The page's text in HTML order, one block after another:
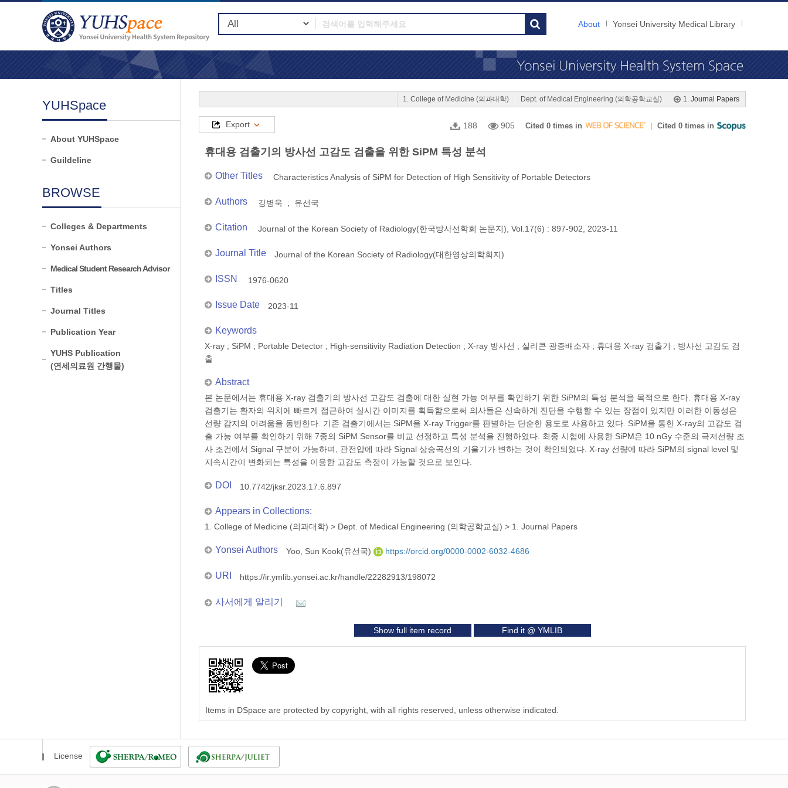
About Yonsei University Medical Library
YUHSpace
About YUHSpace
Guildeline
BROWSE
Colleges & Departments
Yonsei Authors
Medical Student Research Advisor
Titles
Journal Titles
Publication Year
YUHS Publication
(연세의료원 간행물)
1. Journal Papers
Dept. of Medical Engineering (의학공학교실)
1. College of Medicine (의과대학)
Export 188 905 Cited 0 times in Cited 0 times in
휴대용 검출기의 방사선 고감도 검출을 위한 SiPM 특성 분석
Other Titles Characteristics Analysis of SiPM for Detection of High Sensitivity of Portable Detectors
Authors 강병욱 ; 유선국
Citation Journal of the Korean Society of Radiology(한국방사선학회 논문지), Vol.17(6) : 897-902, 2023-11
Journal Title Journal of the Korean Society of Radiology(대한영상의학회지)
ISSN 1976-0620
Issue Date 2023-11
Keywords
X-ray ; SiPM ; Portable Detector ; High-sensitivity Radiation Detection ; X-ray 방사선 ; 실리콘 광증배소자 ; 휴대용 X-ray 검출기 ; 방사선 고감도 검
출
Abstract
본 논문에서는 휴대용 X-ray 검출기의 방사선 고감도 검출에 대한 실현 가능 여부를 확인하기 위한 SiPM의 특성 분석을 목적으로 한다. 휴대용 X-ray
검출기는 환자의 위치에 빠르게 접근하여 실시간 이미지를 획득함으로써 의사들은 신속하게 진단을 수행할 수 있는 장점이 있지만 이러한 이동성은
선량 감지의 어려움을 동반한다. 기존 검출기에서는 SiPM을 X-ray Trigger를 판별하는 단순한 용도로 사용하고 있다. SiPM을 통한 X-ray의 고감도 검
출 가능 여부를 확인하기 위해 7종의 SiPM Sensor를 비교 선정하고 특성 분석을 진행하였다. 최종 시험에 사용한 SiPM은 10 nGy 수준의 극저선량 조
사 조건에서 Signal 구분이 가능하며, 관전압에 따라 Signal 상승곡선의 기울기가 변하는 것이 확인되었다. X-ray 선량에 따라 SiPM의 signal level 및
지속시간이 변화되는 특성을 이용한 고감도 측정이 가능할 것으로 보인다.
DOI 10.7742/jksr.2023.17.6.897
Appears in Collections:
1. College of Medicine (의과대학) > Dept. of Medical Engineering (의학공학교실) > 1. Journal Papers
Yonsei Authors Yoo, Sun Kook(유선국) https://orcid.org/0000-0002-6032-4686
URI https://ir.ymlib.yonsei.ac.kr/handle/22282913/198072
사서에게 알리기
Show full item record Find it @ YMLIB
Items in DSpace are protected by copyright, with all rights reserved, unless otherwise indicated.
License